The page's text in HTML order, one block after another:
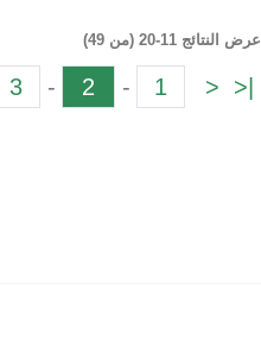
عرض النتائج 11-20 (من 49)
|<
<
1
-
2
-
3